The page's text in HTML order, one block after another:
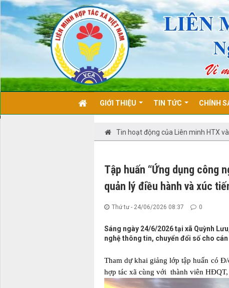
GIỚI THIỆU TIN TỨC CHÍNH
Tin hoạt động của Liên minh HTX
Tập huấn “Ứng dụng công
quản lý điều hành và xúc
Thứ tư - 24/06/2026 08:37 0
Sáng ngày 24/6/2026 tại xã Quỳnh
nghệ thông tin, chuyển đổi số cho
Tham dự khai giảng lớp tập huấn có
hợp tác xã cùng với thành viên HĐQT,